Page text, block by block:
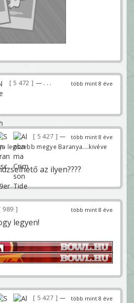
több mint 8 éve
5 472 — . . .
több mint 8 éve
5 427
—
legszebb megye Baranya....kivéve
az ilyen????
több mint 8 éve
989
legyen!
több mint 8 éve
5 427
—